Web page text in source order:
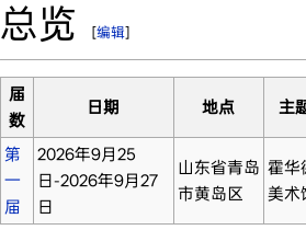
总览 [编辑]
届
数
日期 地点 主
第
一
届
2026年9月25
日-2026年9月27
日
山东省青岛
市黄岛区
霍华
美术